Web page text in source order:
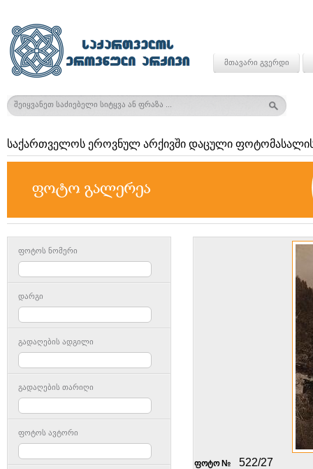
მთავარი გვერდი
საქართველოს ეროვნულ არქივში დაცული
ფოტოს ნომერი
დარგი
გადაღების ადგილი
გადაღების თარიღი
ფოტოს ავტორი
ფოტო № 522/27